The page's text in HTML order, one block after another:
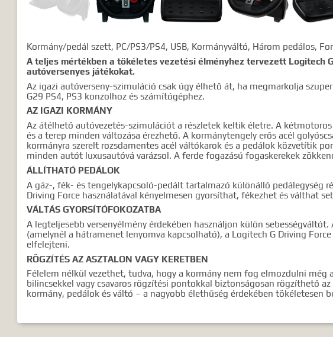
Kormány/pedál szett, PC/PS3/PS4, USB, Kormányváltó, Három pedálos,
A teljes mértékben a tökéletes vezetési élményhez tervezett Logitech
autóversenyes játékokat.
Az igazi autóverseny-szimuláció csak úgy élhető át, ha megmarkolja
G29 PS4, PS3 konzolhoz és számítógéphez.
AZ IGAZI KORMÁNY
Az átélhető autóvezetés-szimulációt a részletek keltik életre. A
és a terep minden változása érezhető. A kormánytengely erős acél
kormányra szerelt rozsdamentes acél váltókarok és a pedálok közvetítik
minden autót luxusautóvá varázsol. A ferde fogazású fogaskerekek
ÁLLÍTHATÓ PEDÁLOK
A gáz-, fék- és tengelykapcsoló-pedált tartalmazó különálló pedálegység
Driving Force használatával kényelmesen gyorsíthat, fékezhet és válthat
VÁLTÁS GYORSÍTÓFOKOZATBA
A legteljesebb versenyélmény érdekében használjon külön
(amelynél a hátramenet lenyomva kapcsolható), a Logitech G Driving
elfelejteni.
RÖGZÍTÉS AZ ASZTALON VAGY KERETBEN
Félelem nélkül vezethet, tudva, hogy a kormány nem fog elmozdulni még
bilincsekkel vagy csavaros rögzítési pontokkal biztonságosan rögzíthető
kormány, pedálok és váltó – a nagyobb élethűség érdekében tökéletesen